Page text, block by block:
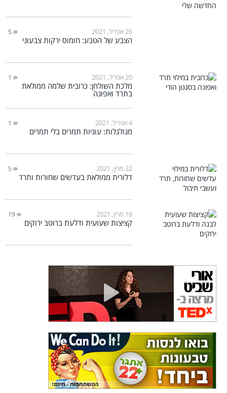
26 אפריל, 2021 5
הצבע של הטבע: חומוס ירקות צבעוני
20 אפריל, 2021 1
מלכת השולחן: כרובית שלמה ממולאת
בתרד ואפונה
4 אפריל, 2021 1
מגולגלות: עוגיות תמרים בלי תמרים
22 מרץ, 2021 5
דלורית ממולאת בעדשים שחורות ותרד
18 מרץ, 2021 19
קציצות שעועית ודלעת ברוטב ירוקים